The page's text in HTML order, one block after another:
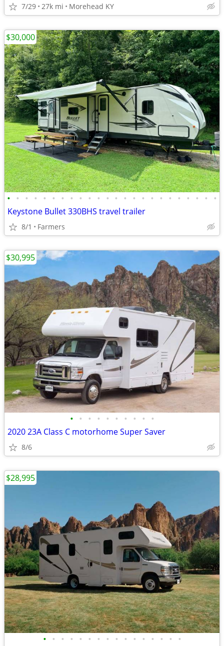
7/29 27k mi Morehead KY
• • • • • • • • • • • • • • • • • • • • • • • •
Keystone Bullet 330BHS travel trailer
8/1 Farmers
$30,000
• • • • • • • • • •
2020 23A Class C motorhome Super Saver
8/6
$30,995
• • • • • • • • • • • • • • • •
$28,995